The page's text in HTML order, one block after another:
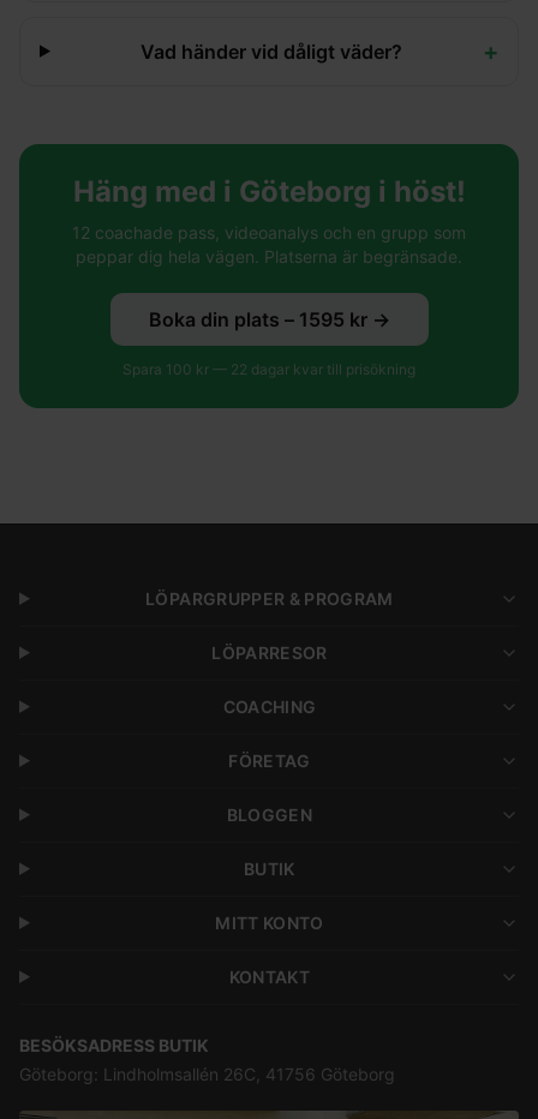
Vad händer vid dåligt väder? +
Häng med i Göteborg i höst!
12 coachade pass, videoanalys och en grupp som
peppar dig hela vägen. Platserna är begränsade.
Boka din plats – 1595 kr →
Spara 100 kr — 22 dagar kvar till prisökning
LÖPARGRUPPER & PROGRAM
LÖPARRESOR
COACHING
FÖRETAG
BLOGGEN
BUTIK
MITT KONTO
KONTAKT
BESÖKSADRESS BUTIK
Göteborg: Lindholmsallén 26C, 41756 Göteborg